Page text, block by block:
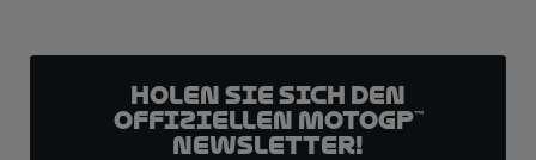
Holen Sie sich den
offiziellen MotoGP™
Newsletter!